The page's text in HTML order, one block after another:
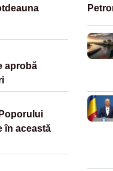
aprobă
în această